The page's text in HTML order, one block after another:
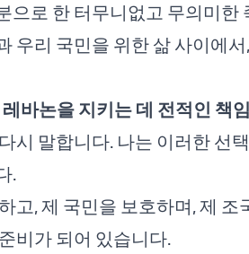
으로 한 터무니없고 무의미한
우리 국민을 위한 삶 사이에
바논을 지키는 데 전적인 책
시 말합니다. 나는 이러한 선
.
고, 제 국민을 보호하며, 제
비가 되어 있습니다.